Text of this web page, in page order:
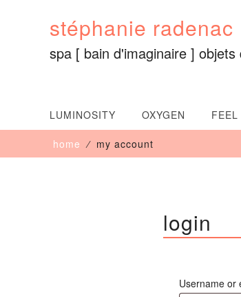
stéphanie radenac
spa [ bain d'imaginaire ]
LUMINOSITY OXYGEN
home ⁄ my account
login
Username or